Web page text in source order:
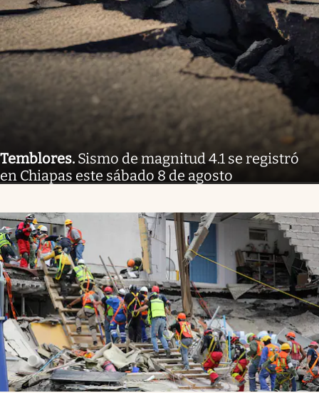
Temblores. Sismo de magnitud 4.1 se registró
en Chiapas este sábado 8 de agosto